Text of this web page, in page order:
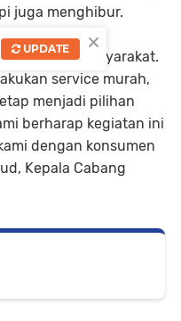
juga menghibur.
masyarakat.
service murah,
menjadi pilihan
berharap kegiatan ini
dengan konsumen
Kepala Cabang
×
UPDATE